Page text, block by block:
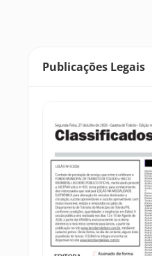
Publicações Legais